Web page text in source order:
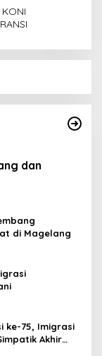
dan
di Magelang
ke-75, Imigrasi
Akhir